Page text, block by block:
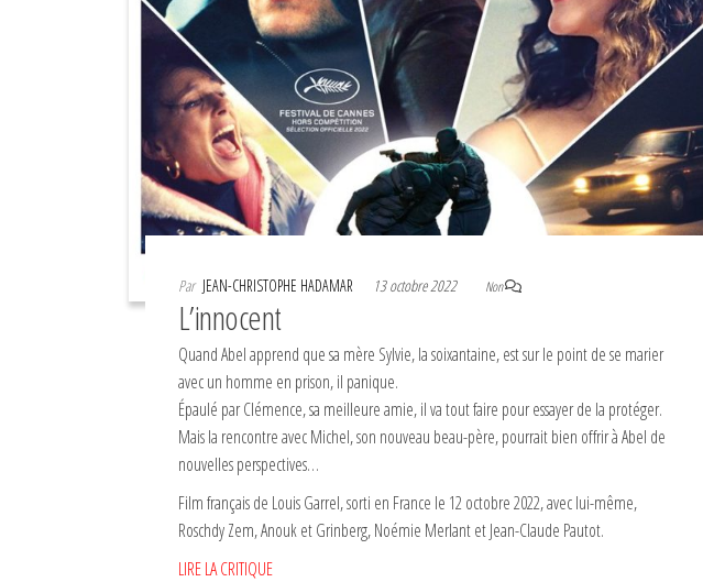
Par JEAN-CHRISTOPHE HADAMAR 13 octobre 2022 Non
L’innocent
Quand Abel apprend que sa mère Sylvie, la soixantaine, est sur le point de se marier
avec un homme en prison, il panique.
Épaulé par Clémence, sa meilleure amie, il va tout faire pour essayer de la protéger.
Mais la rencontre avec Michel, son nouveau beau-père, pourrait bien offrir à Abel de
nouvelles perspectives…
Film français de Louis Garrel, sorti en France le 12 octobre 2022, avec lui-même,
Roschdy Zem, Anouk et Grinberg, Noémie Merlant et Jean-Claude Pautot.
LIRE LA CRITIQUE